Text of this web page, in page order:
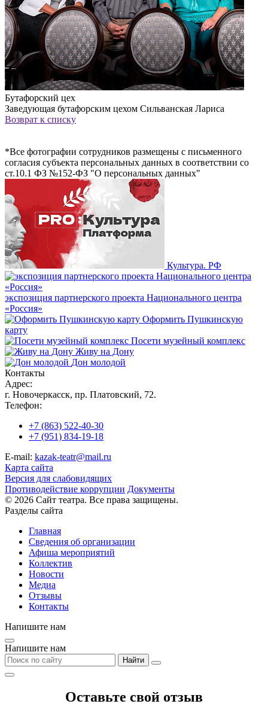
Бутафорский цех
Заведующая бутафорским цехом Сильванская Лариса
Возврат к списку
*Все фотографии сотрудников размещены с письменного
согла­сия субъекта персона­льных данных в соотв­етствии со
ст.10.1 ФЗ №152-ФЗ "О персона­льных данных"
Культура. РФ
экспозиция партнерского проекта Национального центра
«Россия»
Оформить Пушкинскую
карту
Посети музейный комплекс
Живу на Дону
Дон молодой
Контакты
Адрес:
г. Новочеркасск, пр. Платовский, 72.
Телефон:
+7 (863) 522-40-30
+7 (951) 834-19-18
E-mail: kazak-teatr@mail.ru
Карта сайта
Версия для слабовидящих
Противодействие коррупции Документы
© 2026 Сайт театра. Все права защищены.
Разделы сайта
Главная
Сведения об организации
Афиша мероприятий
Коллектив
Новости
Медиа
Отзывы
Контакты
Напишите нам
Напишите нам
Найти
Оставьте свой отзыв